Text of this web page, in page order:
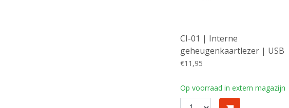
CI-01 | Interne
geheugenkaartlezer | USB
3.2 Gen 1 (5 Gbps) | 3.5" bay |
MS, xD | Zwart
€11,95
Op voorraad in extern magazijn